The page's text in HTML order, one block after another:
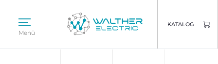
Menü
KATALOG